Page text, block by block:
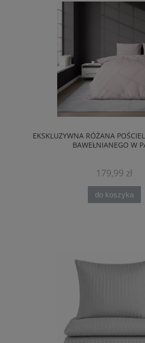
EKSKLUZYWNA RÓŻANA
BAWEŁNIANEGO W
179,99 zł
do koszyka